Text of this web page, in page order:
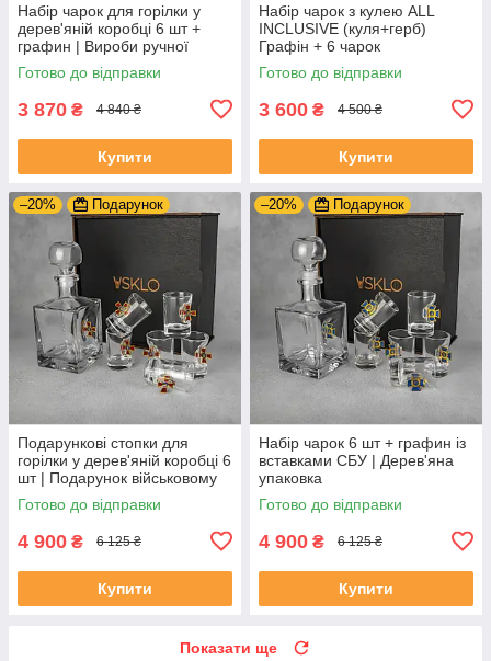
Набір чарок для горілки у
дерев'яній коробці 6 шт +
графин | Вироби ручної
роботи
Готово до відправки
3 870 ₴ 4 840 ₴
Купити
Набір чарок з кулею ALL
INCLUSIVE (куля+герб)
Графін + 6 чарок
Готово до відправки
3 600 ₴ 4 500 ₴
Купити
–20% Подарунок
Подарункові стопки для
горілки у дерев'яній коробці 6
шт | Подарунок військовому
ЗСУ
Готово до відправки
4 900 ₴ 6 125 ₴
Купити
–20% Подарунок
Набір чарок 6 шт + графин із
вставками СБУ | Дерев'яна
упаковка
Готово до відправки
4 900 ₴ 6 125 ₴
Купити
Показати ще